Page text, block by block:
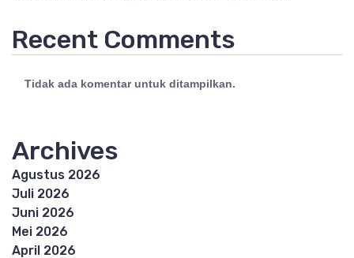
Recent Comments
Tidak ada komentar untuk ditampilkan.
Archives
Agustus 2026
Juli 2026
Juni 2026
Mei 2026
April 2026